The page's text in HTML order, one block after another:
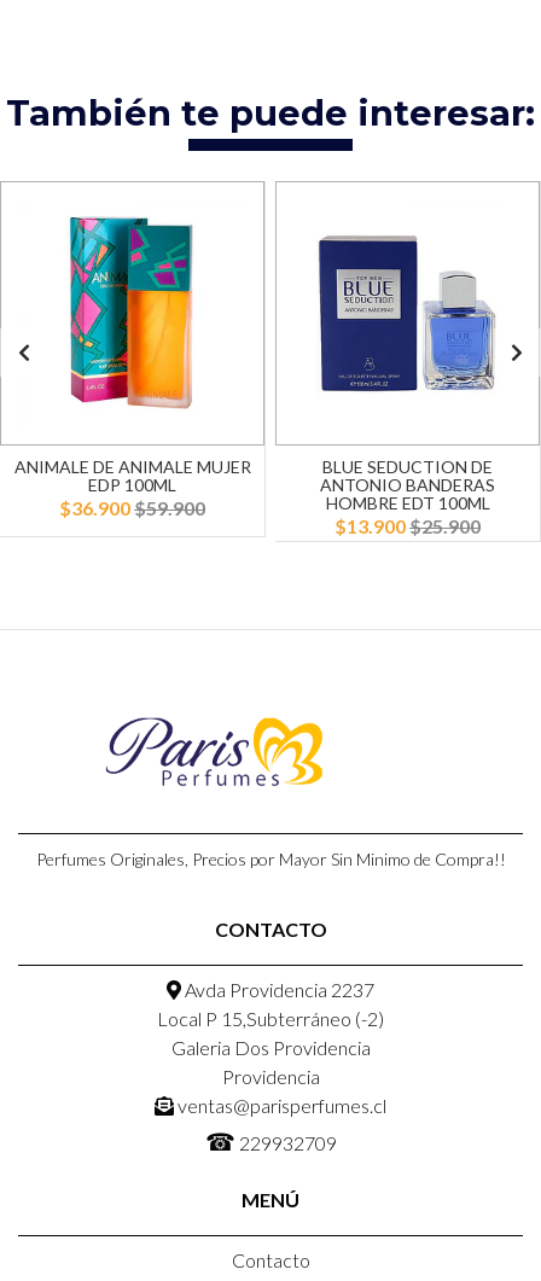
También te puede interesar:
ANIMALE DE ANIMALE MUJER
EDP 100ML
$36.900$59.900
BLUE SEDUCTION DE
ANTONIO BANDERAS
HOMBRE EDT 100ML
$13.900$25.900
Perfumes Originales, Precios por Mayor Sin Minimo de Compra!!
CONTACTO
Avda Providencia 2237
Local P 15,Subterráneo (-2)
Galeria Dos Providencia
Providencia
ventas@parisperfumes.cl
☎ 229932709
MENÚ
Contacto